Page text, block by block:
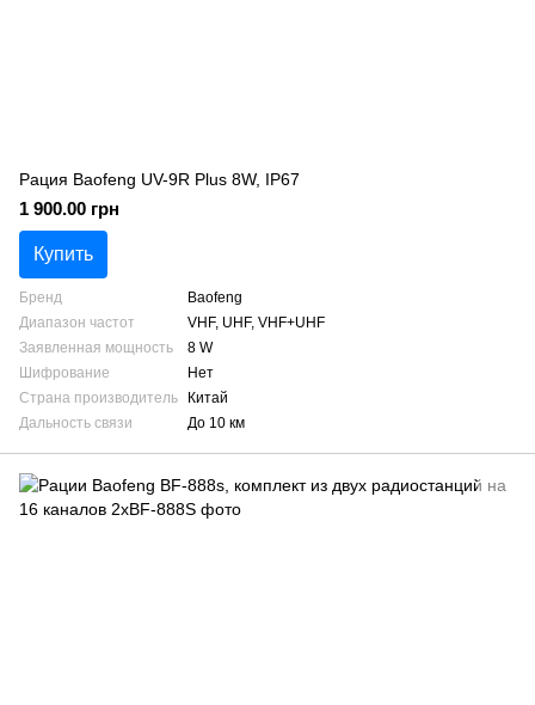
Рация Baofeng UV-9R Plus 8W, IP67
1 900.00 грн
Купить
Бренд
Baofeng
Диапазон частот
VHF, UHF, VHF+UHF
Заявленная мощность
8 W
Шифрование
Нет
Страна производитель
Китай
Дальность связи
До 10 км